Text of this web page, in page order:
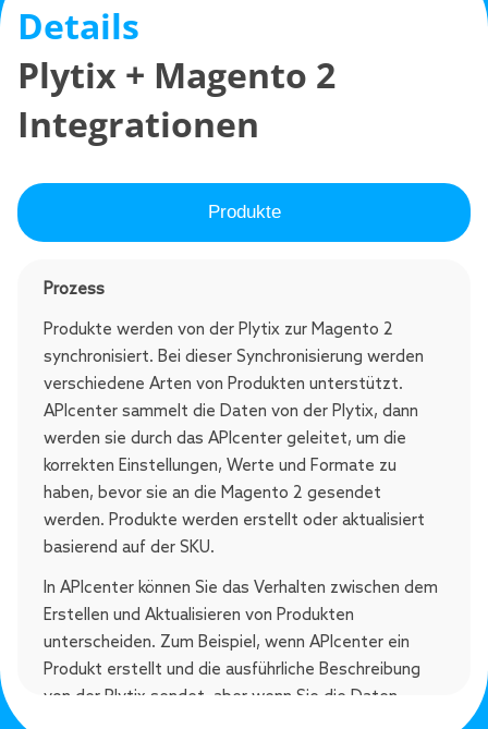
Details
Plytix + Magento 2
Integrationen
Produkte
Prozess
Produkte werden von der Plytix zur Magento 2
synchronisiert. Bei dieser Synchronisierung werden
verschiedene Arten von Produkten unterstützt.
APIcenter sammelt die Daten von der Plytix, dann
werden sie durch das APIcenter geleitet, um die
korrekten Einstellungen, Werte und Formate zu
haben, bevor sie an die Magento 2 gesendet
werden. Produkte werden erstellt oder aktualisiert
basierend auf der SKU.
In APIcenter können Sie das Verhalten zwischen dem
Erstellen und Aktualisieren von Produkten
unterscheiden. Zum Beispiel, wenn APIcenter ein
Produkt erstellt und die ausführliche Beschreibung
von der Plytix sendet, aber wenn Sie die Daten